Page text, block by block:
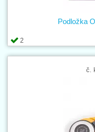
2
Podložka
č.